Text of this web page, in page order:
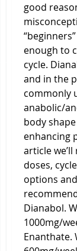
good
enough to
cycle.
and in the
commonly
anabolic/
body
enhancing
article
doses,
options
Dianabol.
1000mg/
Enanthate.